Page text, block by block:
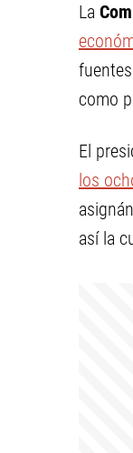
La
como
El
los
así la